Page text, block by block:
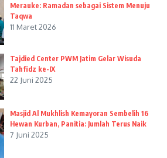
Merauke: Ramadan sebagai Sistem Menuju
Taqwa
11 Maret 2026
Tajdied Center PWM Jatim Gelar Wisuda
Tahfidz ke-IX
22 Juni 2025
Masjid Al Mukhlish Kemayoran Sembelih 16
Hewan Kurban, Panitia: Jumlah Terus Naik
7 Juni 2025